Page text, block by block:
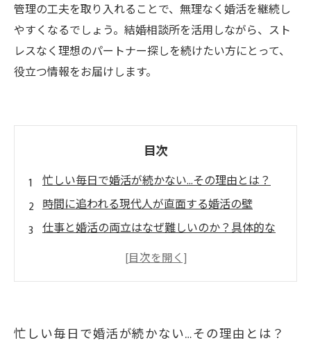
管理の工夫を取り入れることで、無理なく婚活を継続し
やすくなるでしょう。結婚相談所を活用しながら、スト
レスなく理想のパートナー探しを続けたい方にとって、
役立つ情報をお届けします。
目次
忙しい毎日で婚活が続かない…その理由とは？
時間に追われる現代人が直面する婚活の壁
仕事と婚活の両立はなぜ難しいのか？具体的な
る方法
忙しい毎日で婚活が続かない…その理由とは？